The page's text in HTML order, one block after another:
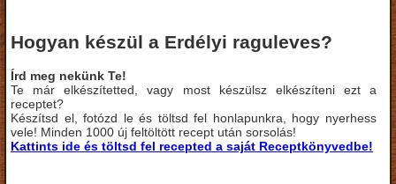
Hogyan készül a Erdélyi raguleves?
Írd meg nekünk Te!
Te már elkészítetted, vagy most készülsz elkészíteni ezt a
receptet?
Készítsd el, fotózd le és töltsd fel honlapunkra, hogy nyerhess
vele! Minden 1000 új feltöltött recept után sorsolás!
Kattints ide és töltsd fel recepted a saját Receptkönyvedbe!